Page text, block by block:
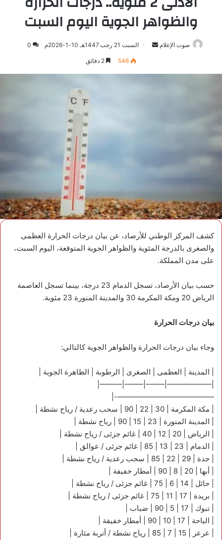
والظواهر الجوية اليوم السبت
صوت الإعلام
أرسلالسبت 21 رجب 1447هـ 10-1-2026م 0
546
كشف المركز الوطني للأرصاد، عن بيان درجات الحرارة العظمى
والصغرى بالدرجة المئوية والظواهر الجوية المتوقعة، اليوم السبت،
على مدن المملكة.
حسب بيان الأرصاد، تسجل الدمام 23 درجة، بينما تسجل العاصمة
الرياض 20 ومكة المكرمة 30 والمدينة المنورة 23 مئوية.
بيان درجات الحرارة
وجاء بيان درجات الحرارة والظواهر الجوية كالتالي:
| المدينة | العظمى | الصغرى | الرطوبة | الظاهرة الجوية |
|——————|——–|——–|———|
—————————————-|
| مكة المكرمة | 30 | 22 | 90 | سحب رعدية / رياح نشطة |
| المدينة المنورة | 23 | 15 | 90 | رياح نشطة |
| الرياض | 20 | 12 | 40 | غائم جزئى / رياح نشطة |
| الدمام | 23 | 13 | 85 | غائم جزئى / عوالق |
| جدة | 29 | 22 | 85 | سحب رعدية / رياح نشطة |
| أبها | 20 | 8 | 90 | أمطار خفيفة |
| حائل | 14 | 6 | 75 | غائم جزئى / رياح نشطة |
| بريدة | 17 | 11 | 75 | غائم جزئى / رياح نشطة |
| تبوك | 17 | 5 | 90 | ضباب |
| الباحة | 17 | 10 | 90 | أمطار خفيفة |
| عرعر | 15 | 7 | 85 | رياح نشطة / أتربة مثارة |